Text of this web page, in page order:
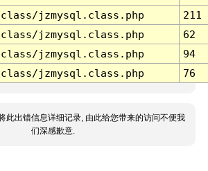
jzmysql.class.php
211
jzmysql.class.php
62
jzmysql.class.php
94
jzmysql.class.php 76
此出错信息详细记录, 由此给您带来的访问不便我
们深感歉意.